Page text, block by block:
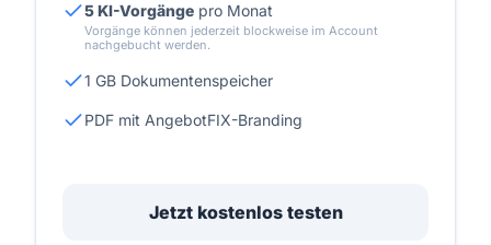
5 KI-Vorgänge pro Monat
Vorgänge können jederzeit blockweise im Account
nachgebucht werden.
1 GB Dokumentenspeicher
PDF mit AngebotFIX-Branding
Jetzt kostenlos testen